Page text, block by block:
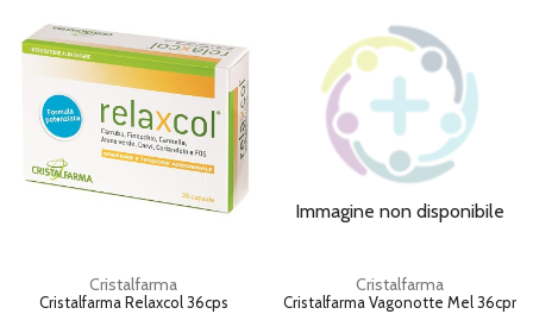
Cristalfarma
Cristalfarma Relaxcol 36cps
Immagine non disponibile
Cristalfarma
Cristalfarma Vagonotte Mel 36cpr